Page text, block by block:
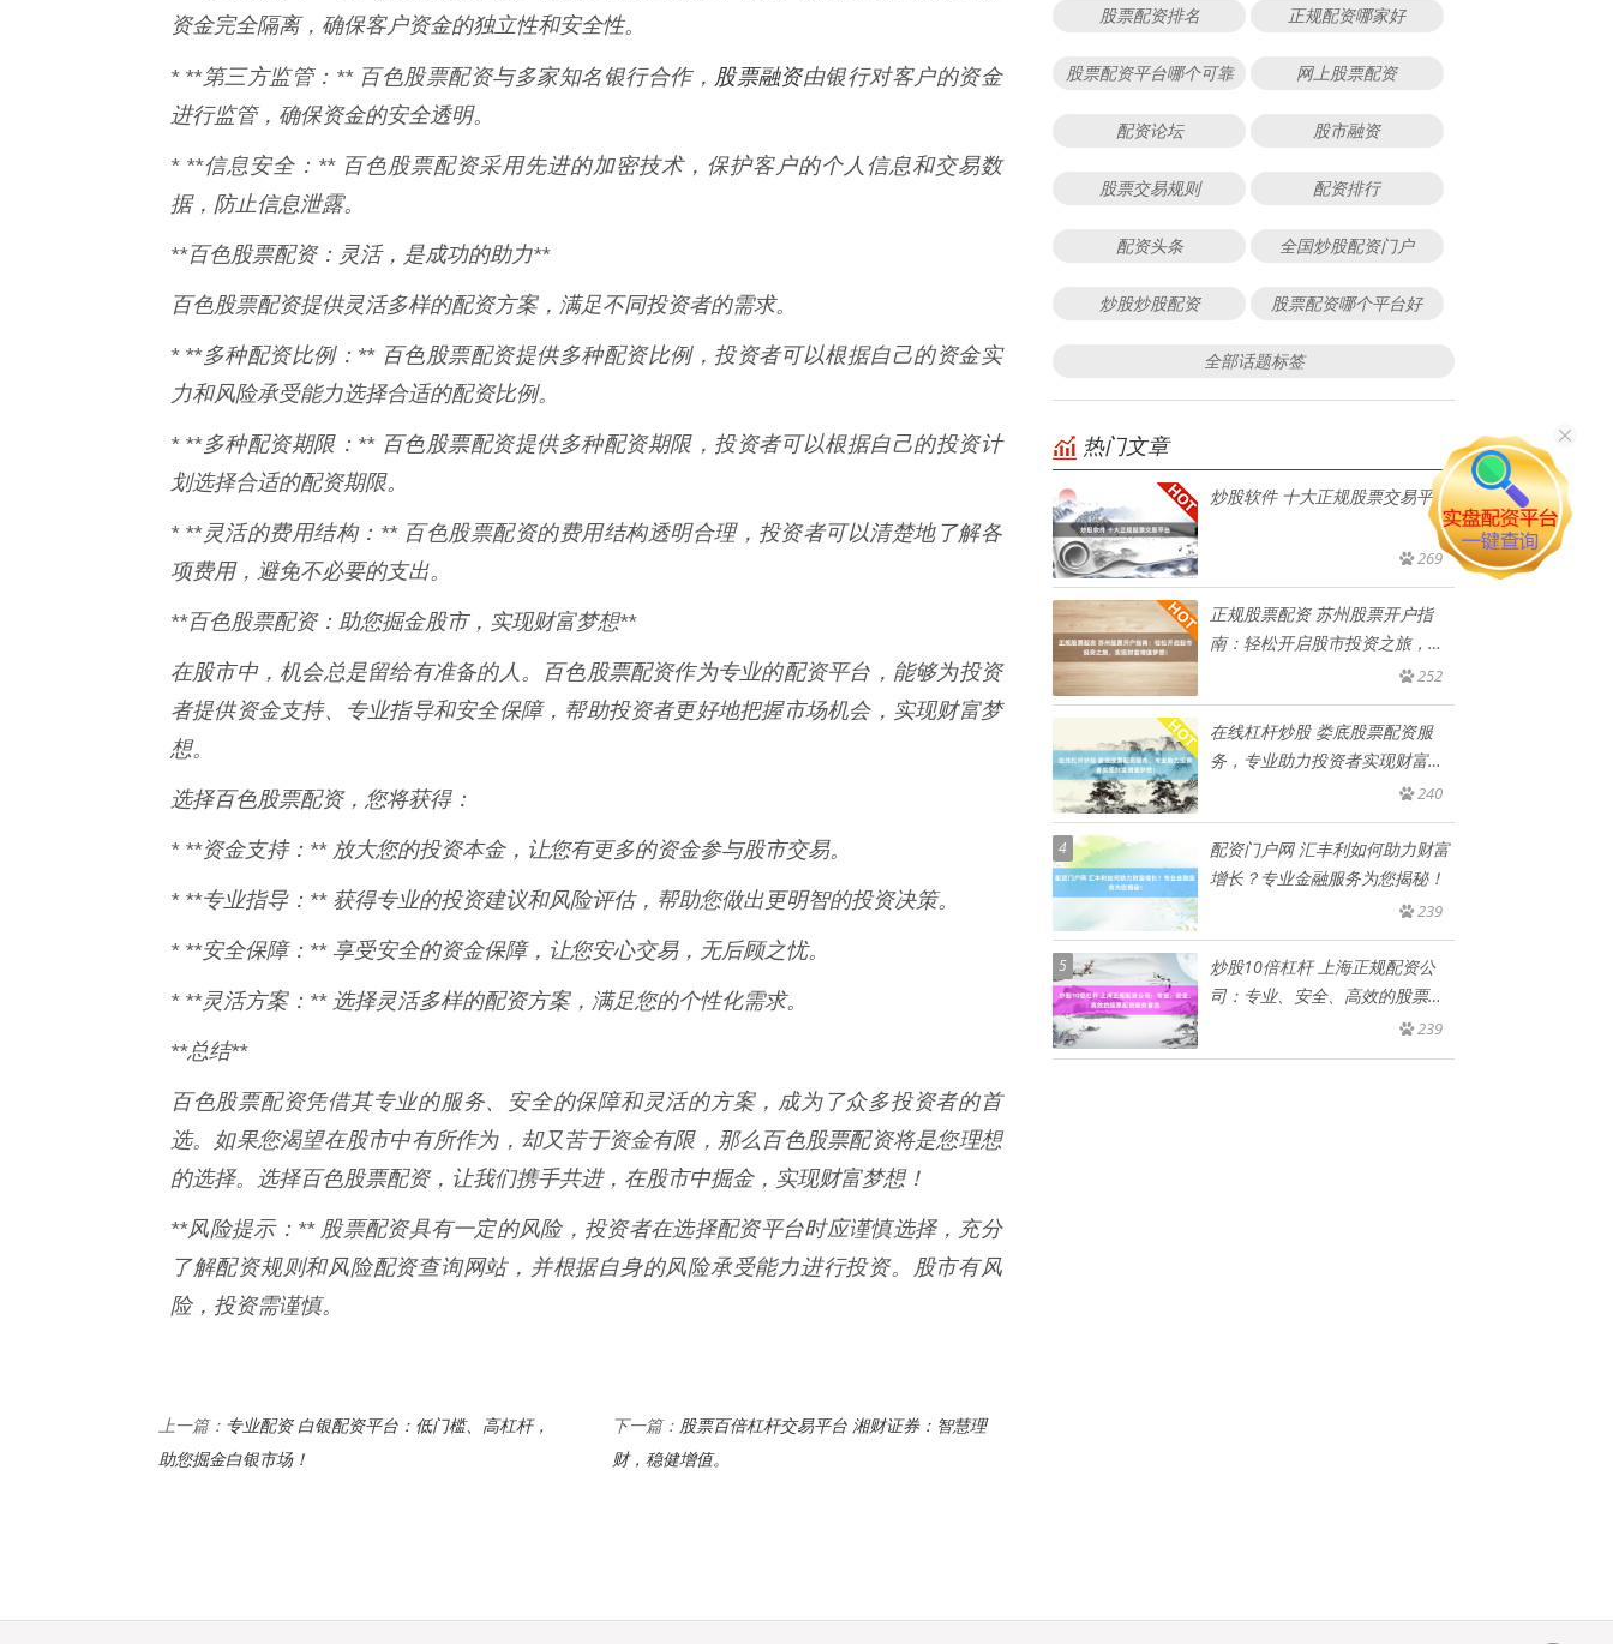
资金完全隔离，确保客户资金的独立性和安全性。
* **第三方监管：** 百色股票配资与多家知名银行合作， 股票融资由银行对客户的资金
进行监管，确保资金的安全透明。
* **信息安全：** 百色股票配资采用先进的加密技术，保护客户的个人信息和交易数
据，防止信息泄露。
**百色股票配资：灵活，是成功的助力**
百色股票配资提供灵活多样的配资方案，满足不同投资者的需求。
* **多种配资比例：** 百色股票配资提供多种配资比例，投资者可以根据自己的资金实
力和风险承受能力选择合适的配资比例。
* **多种配资期限：** 百色股票配资提供多种配资期限，投资者可以根据自己的投资计
划选择合适的配资期限。
* **灵活的费用结构：** 百色股票配资的费用结构透明合理，投资者可以清楚地了解各
项费用，避免不必要的支出。
**百色股票配资：助您掘金股市，实现财富梦想**
在股市中，机会总是留给有准备的人。百色股票配资作为专业的配资平台，能够为投资
者提供资金支持、专业指导和安全保障，帮助投资者更好地把握市场机会，实现财富梦
想。
选择百色股票配资，您将获得：
* **资金支持：** 放大您的投资本金，让您有更多的资金参与股市交易。
* **专业指导：** 获得专业的投资建议和风险评估，帮助您做出更明智的投资决策。
* **安全保障：** 享受安全的资金保障，让您安心交易，无后顾之忧。
* **灵活方案：** 选择灵活多样的配资方案，满足您的个性化需求。
**总结**
百色股票配资凭借其专业的服务、安全的保障和灵活的方案，成为了众多投资者的首
选。如果您渴望在股市中有所作为，却又苦于资金有限，那么百色股票配资将是您理想
的选择。选择百色股票配资，让我们携手共进，在股市中掘金，实现财富梦想！
**风险提示：** 股票配资具有一定的风险，投资者在选择配资平台时应谨慎选择，充分
了解配资规则和风险配资查询网站，并根据自身的风险承受能力进行投资。股市有风
险，投资需谨慎。
上一篇： 专业配资 白银配资平台：低门槛、高杠杆，
助您掘金白银市场！
下一篇： 股票百倍杠杆交易平台 湘财证券：智慧理
财，稳健增值。
股票配资排名 正规配资哪家好
股票配资平台哪个可靠 网上股票配资
配资论坛 股市融资
股票交易规则 配资排行
配资头条 全国炒股配资门户
炒股炒股配资 股票配资哪个平台好
全部话题标签
热门文章
炒股软件 十大正规股票交易平台
269
正规股票配资 苏州股票开户指
南：轻松开启股市投资之旅，实
252
在线杠杆炒股 娄底股票配资服
务，专业助力投资者实现财富增
240
4
配资门户网 汇丰利如何助力财富
增长？专业金融服务为您揭秘！
239
5
炒股10倍杠杆 上海正规配资公
司：专业、安全、高效的股票配
239